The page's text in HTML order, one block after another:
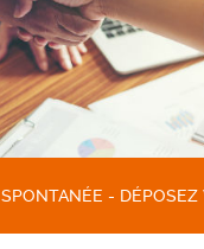
- DÉPOSEZ